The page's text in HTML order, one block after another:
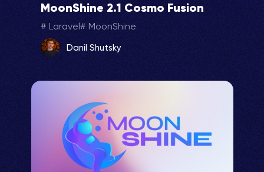
MoonShine 2.1 Cosmo Fusion
Laravel MoonShine
Danil Shutsky